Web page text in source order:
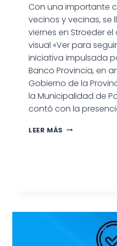
Con una importante
vecinos y vecinas, se
viernes en Stroeder
visual «Ver para
iniciativa impulsada
Banco Provincia, en
Gobierno de la
la Municipalidad de
contó con la
LEER MÁS CON